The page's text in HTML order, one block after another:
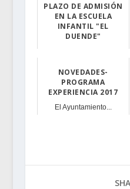
PLAZO DE ADMISIÓN
EN LA ESCUELA
INFANTIL "EL
DUENDE"
NOVEDADES-
PROGRAMA
EXPERIENCIA 2017
El Ayuntamiento...